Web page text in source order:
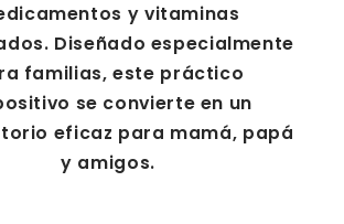
y vitaminas
Diseñado especialmente
familias, este práctico
se convierte en un
eficaz para mamá, papá
y amigos.